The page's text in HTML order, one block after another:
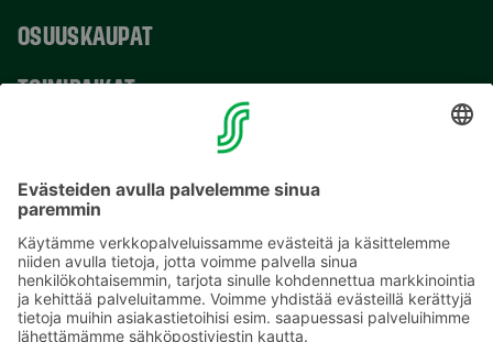
OSUUSKAUPAT
TOIMIPAIKAT
Sähköpostiosoitteet S-ryhmässä ovat muotoa